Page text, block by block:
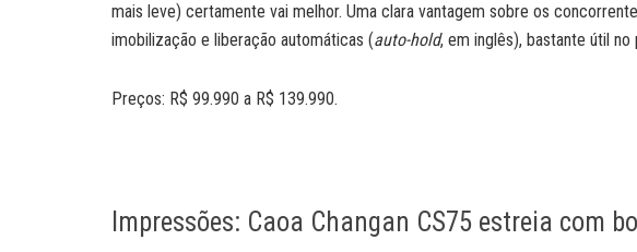
mais leve) certamente vai melhor. Uma clara vantagem sobre os
imobilização e liberação automáticas (auto-hold, em inglês), bastante útil no
Preços: R$ 99.990 a R$ 139.990.
Impressões: Caoa Changan CS75 estreia com